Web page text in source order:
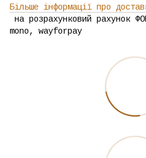
Більше інформації про
на розрахунковий рахунок
mono, wayforpay